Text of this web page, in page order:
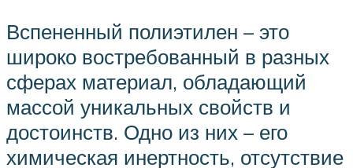
Вспененный полиэтилен – это
широко востребованный в разных
сферах материал, обладающий
массой уникальных свойств и
достоинств. Одно из них – его
химическая инертность, отсутствие